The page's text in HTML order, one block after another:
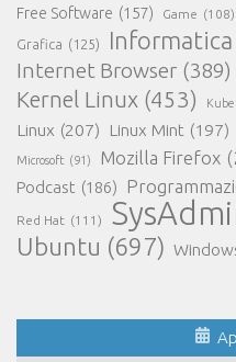
Free Software (157) Game (108)
Grafica (125) Informatica
Internet Browser (389)
Kernel Linux (453)
Linux (207) Linux Mint (197)
Microsoft (91) Mozilla Firefox
Podcast (186)
Red Hat (111)
Ubuntu (697)